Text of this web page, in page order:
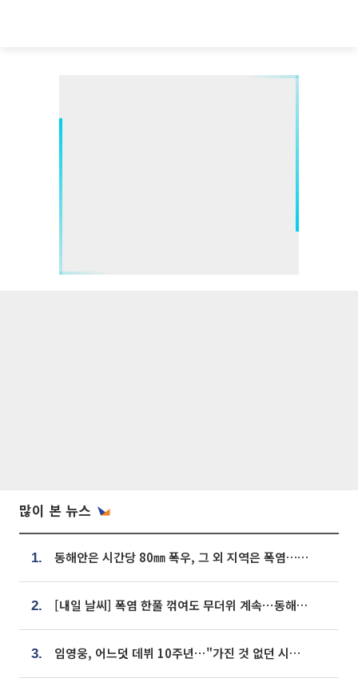
많이 본 뉴스
1. 동해안은 시간당 80㎜ 폭우, 그 외 지역은 폭염…‘극과 극 날씨’
2. [내일 날씨] 폭염 한풀 꺾여도 무더위 계속⋯동해안 이틀 연속 비
3. 임영웅, 어느덧 데뷔 10주년⋯"가진 것 없던 시절, 내 앞엔 20명의 팬뿐"